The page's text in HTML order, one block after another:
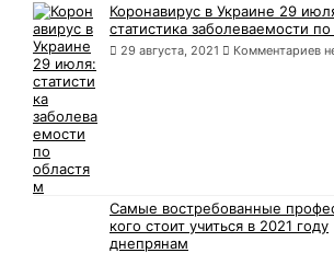
Коронавирус в Украине 29
статистика заболеваемости
29 августа, 2021 Комментариев
Самые востребованные
кого стоит учиться в 2021 году
днепрянам